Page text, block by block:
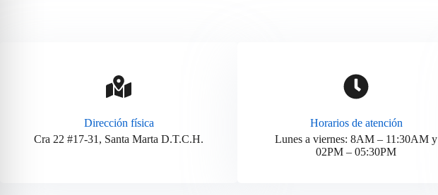
Dirección física
Cra 22 #17-31, Santa Marta D.T.C.H.
Horarios de atención
Lunes a viernes: 8AM – 11:30AM y
02PM – 05:30PM